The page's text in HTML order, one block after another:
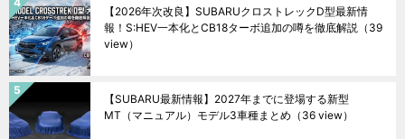
【2026年次改良】SUBARUクロストレックD型最新情
報！S:HEV一本化とCB18ターボ追加の噂を徹底解説 （39
view）
【SUBARU最新情報】2027年までに登場する新型
MT（マニュアル）モデル3車種まとめ （36 view）